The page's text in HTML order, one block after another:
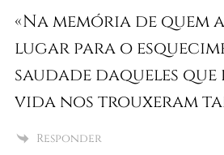
«Na memória de quem
lugar para o
saudade daqueles
vida nos trouxeram
Responder